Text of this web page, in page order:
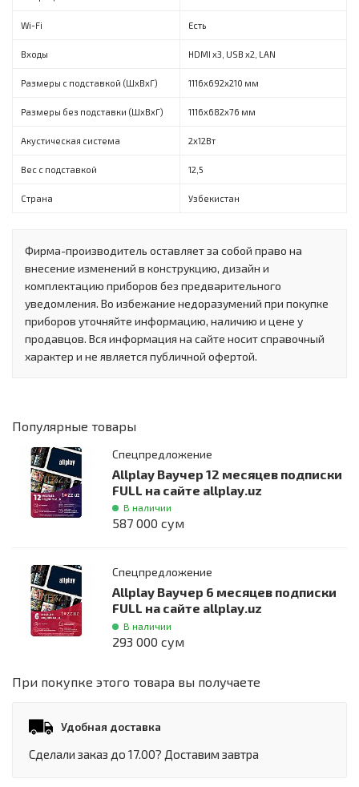
Wi-Fi Есть
Входы HDMI x3, USB x2, LAN
Размеры с подставкой (ШxВxГ) 1116х692х210 мм
Размеры без подставки (ШxВxГ) 1116х682x76 мм
Акустическая система 2х12Вт
Вес с подставкой 12,5
Страна Узбекистан
Фирма-производитель оставляет за собой право на
внесение изменений в конструкцию, дизайн и
комплектацию приборов без предварительного
уведомления. Во избежание недоразумений при покупке
приборов уточняйте информацию, наличию и цене у
продавцов. Вся информация на сайте носит справочный
характер и не является публичной офертой.
Популярные товары
Спецпредложение
Allplay Ваучер 12 месяцев подписки
FULL на сайте allplay.uz
В наличии
587 000 сум
Спецпредложение
Allplay Ваучер 6 месяцев подписки
FULL на сайте allplay.uz
В наличии
293 000 сум
При покупке этого товара вы получаете
Удобная доставка
Сделали заказ до 17.00? Доставим завтра